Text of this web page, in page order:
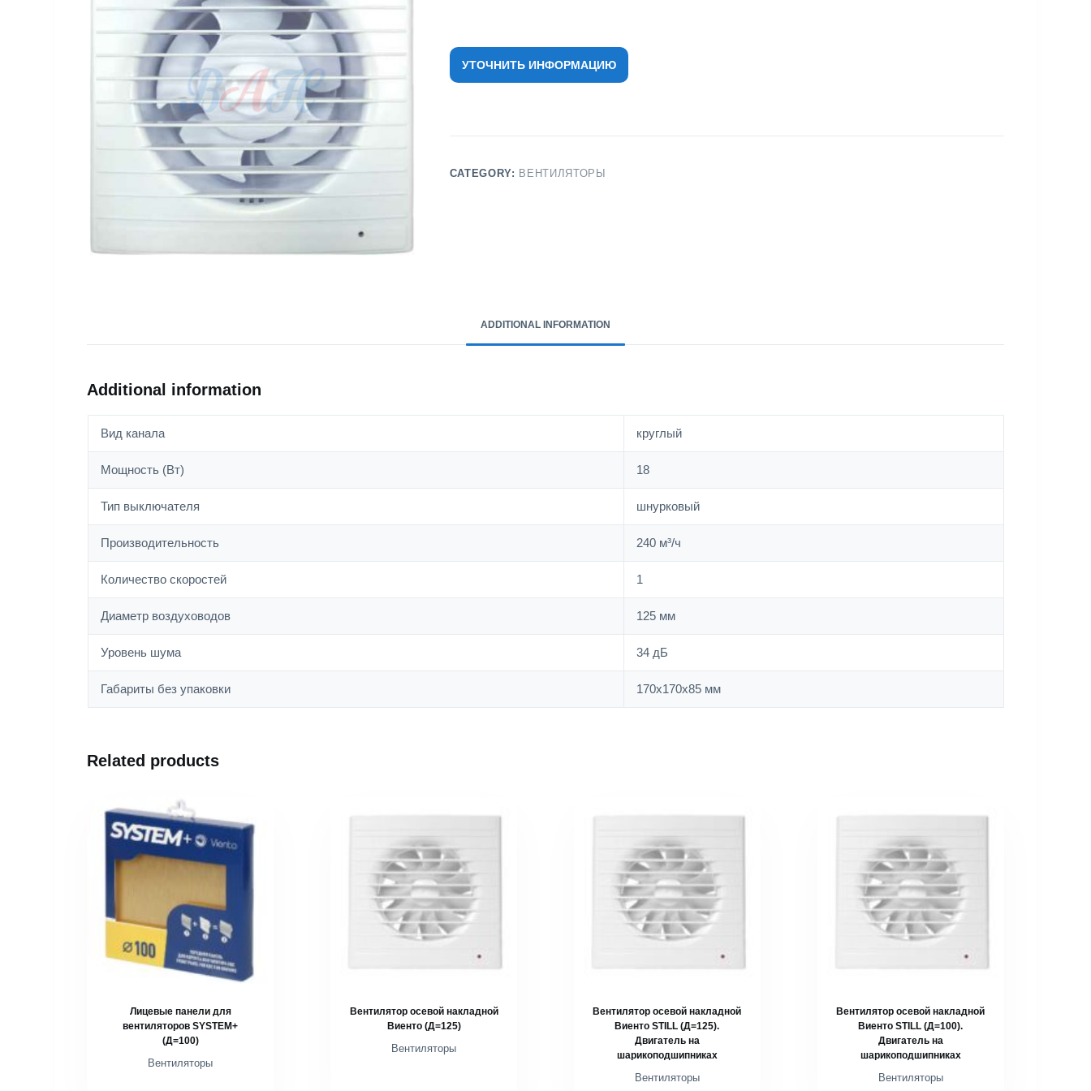
УТОЧНИТЬ ИНФОРМАЦИЮ
CATEGORY: ВЕНТИЛЯТОРЫ
ADDITIONAL INFORMATION
Additional information
Вид канала круглый
Мощность (Вт) 18
Тип выключателя шнурковый
Производительность 240 м³/ч
Количество скоростей 1
Диаметр воздуховодов 125 мм
Уровень шума 34 дБ
Габариты без упаковки 170х170х85 мм
Related products
Лицевые панели для
вентиляторов SYSTEM+
(Д=100)
Вентиляторы
Вентилятор осевой накладной
Виенто (Д=125)
Вентиляторы
Вентилятор осевой накладной
Виенто STILL (Д=125).
Двигатель на
шарикоподшипниках
Вентиляторы
Вентилятор осевой накладной
Виенто STILL (Д=100).
Двигатель на
шарикоподшипниках
Вентиляторы